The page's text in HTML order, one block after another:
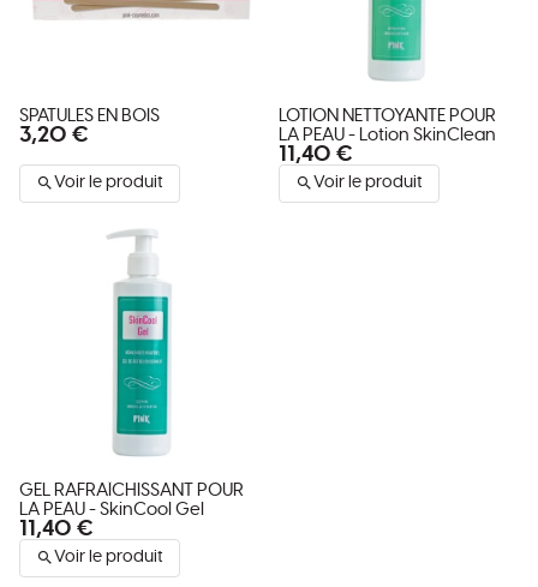
SPATULES EN BOIS
3,20 €
Voir le produit
LOTION NETTOYANTE POUR
LA PEAU - Lotion SkinClean
11,40 €
Voir le produit
GEL RAFRAÎCHISSANT POUR
LA PEAU - SkinCool Gel
11,40 €
Voir le produit